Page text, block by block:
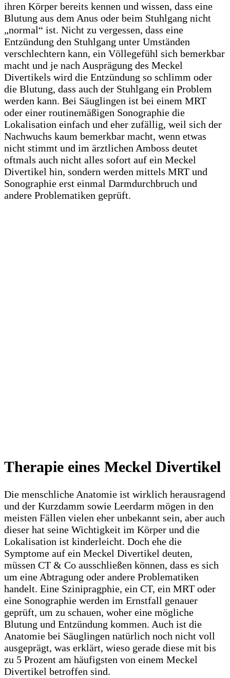
ihren Körper bereits kennen und wissen, dass eine
Blutung aus dem Anus oder beim Stuhlgang nicht
„normal“ ist. Nicht zu vergessen, dass eine
Entzündung den Stuhlgang unter Umständen
verschlechtern kann, ein Völlegefühl sich bemerkbar
macht und je nach Ausprägung des Meckel
Divertikels wird die Entzündung so schlimm oder
die Blutung, dass auch der Stuhlgang ein Problem
werden kann. Bei Säuglingen ist bei einem MRT
oder einer routinemäßigen Sonographie die
Lokalisation einfach und eher zufällig, weil sich der
Nachwuchs kaum bemerkbar macht, wenn etwas
nicht stimmt und im ärztlichen Amboss deutet
oftmals auch nicht alles sofort auf ein Meckel
Divertikel hin, sondern werden mittels MRT und
Sonographie erst einmal Darmdurchbruch und
andere Problematiken geprüft.
Therapie eines Meckel Divertikel
Die menschliche Anatomie ist wirklich herausragend
und der Kurzdamm sowie Leerdarm mögen in den
meisten Fällen vielen eher unbekannt sein, aber auch
dieser hat seine Wichtigkeit im Körper und die
Lokalisation ist kinderleicht. Doch ehe die
Symptome auf ein Meckel Divertikel deuten,
müssen CT & Co ausschließen können, dass es sich
um eine Abtragung oder andere Problematiken
handelt. Eine Szinipragphie, ein CT, ein MRT oder
eine Sonographie werden im Ernstfall genauer
geprüft, um zu schauen, woher eine mögliche
Blutung und Entzündung kommen. Auch ist die
Anatomie bei Säuglingen natürlich noch nicht voll
ausgeprägt, was erklärt, wieso gerade diese mit bis
zu 5 Prozent am häufigsten von einem Meckel
Divertikel betroffen sind.